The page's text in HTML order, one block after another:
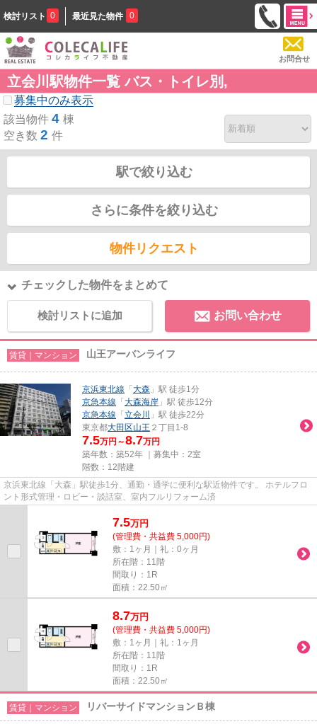
検討リスト 0 最近見た物件 0
お問合せ
立会川駅物件一覧 バス・トイレ別,
募集中のみ表示
該当物件 4 棟
空き数 2 件
駅で絞り込む
さらに条件を絞り込む
物件リクエスト
チェックした物件をまとめて
検討リストに追加 お問い合わせ
賃貸｜マンション 山王アーバンライフ
京浜東北線 「 大森 」駅 徒歩1分
京急本線 「 大森海岸 」駅 徒歩12分
京急本線 「 立会川
」駅 徒歩22分
東京都大田区山王 ２丁目1-8
7.5万円～8.7万円
築年数：築52年 ｜募集中： 2室
階数：12階建
京浜東北線「大森」駅徒歩1分、通勤・通学に便利な駅近物件です。 ホテルフロ
ント形式管理・ロビー・談話室、室内フルリフォーム済
7.5万円
(管理費・共益費 5,000円)
敷：1ヶ月｜礼：0ヶ月
所在階：11階
間取り：1R
面積：22.50㎡
8.7万円
(管理費・共益費 5,000円)
敷：1ヶ月｜礼：1ヶ月
所在階：11階
間取り：1R
面積：22.50㎡
賃貸｜マンション リバーサイドマンションＢ棟